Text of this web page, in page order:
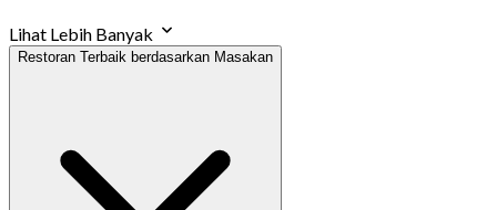
Lihat Lebih Banyak
Restoran Terbaik berdasarkan Masakan